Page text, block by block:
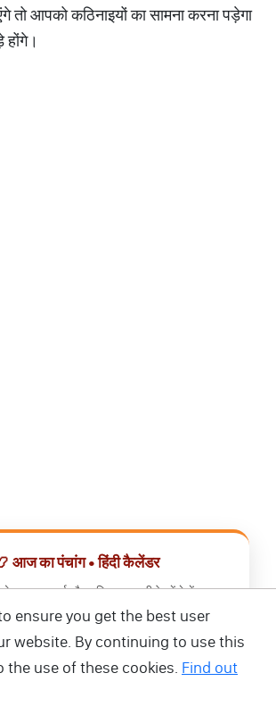
आपको कठिनाइयों का सामना करना पड़ेगा
आज का पंचांग • हिंदी कैलेंडर
शुभ मुहूर्त और राशिफल एक ही ऐप में देखें।
📅 हिंदी कैलेंडर ऐप डाउनलोड करें
ensure you get the best user
website. By continuing to use this
the use of these cookies. Find out